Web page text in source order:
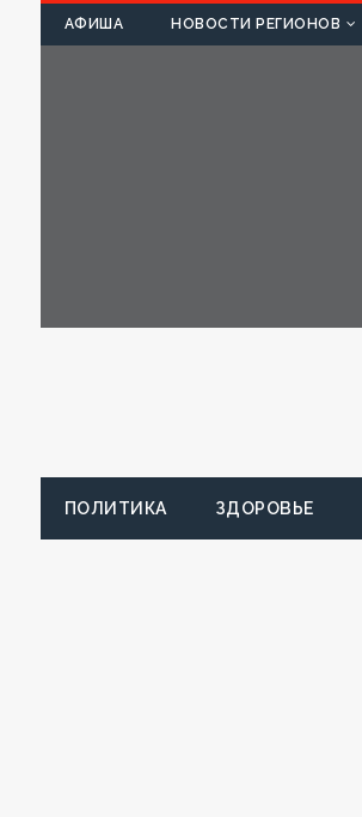
АФИША НОВОСТИ РЕГИОНОВ
ПОЛИТИКА ЗДОРОВЬЕ